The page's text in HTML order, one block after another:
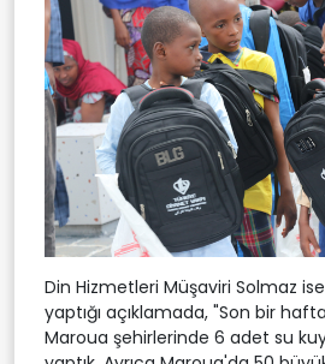
Din Hizmetleri Müşaviri Solmaz
yaptığı açıklamada, "Son bir
Maroua şehirlerinde 6 adet su